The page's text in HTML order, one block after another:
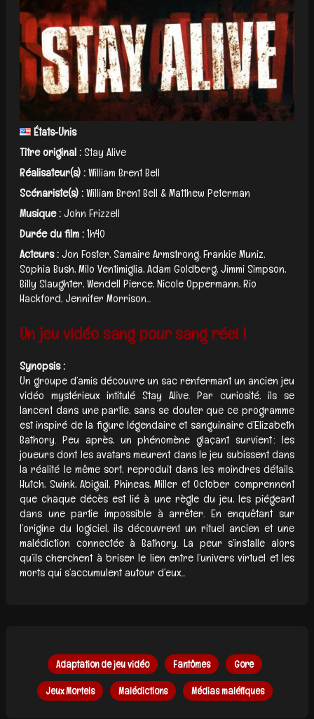
États‑Unis
Titre original :Stay Alive
Réalisateur(s) :William Brent Bell
Scénariste(s) :William Brent Bell & Matthew Peterman
Musique :John Frizzell
Durée du film :1h40
Acteurs :Jon Foster, Samaire Armstrong, Frankie Muniz,
Sophia Bush, Milo Ventimiglia, Adam Goldberg, Jimmi Simpson,
Billy Slaughter, Wendell Pierce, Nicole Oppermann, Rio
Hackford, Jennifer Morrison...
Un jeu vidéo sang pour sang réel !
Synopsis :
Un groupe d’amis découvre un sac renfermant un ancien jeu
vidéo mystérieux intitulé Stay Alive. Par curiosité, ils se
lancent dans une partie, sans se douter que ce programme
est inspiré de la figure légendaire et sanguinaire d’Elizabeth
Bathory. Peu après, un phénomène glaçant survient : les
joueurs dont les avatars meurent dans le jeu subissent dans
la réalité le même sort, reproduit dans les moindres détails.
Hutch, Swink, Abigail, Phineas, Miller et October comprennent
que chaque décès est lié à une règle du jeu, les piégeant
dans une partie impossible à arrêter. En enquêtant sur
l’origine du logiciel, ils découvrent un rituel ancien et une
malédiction connectée à Bathory. La peur s’installe alors
qu’ils cherchent à briser le lien entre l’univers virtuel et les
morts qui s’accumulent autour d’eux...
Adaptation de jeu vidéo Fantômes Gore
Jeux Mortels Malédictions Médias maléfiques